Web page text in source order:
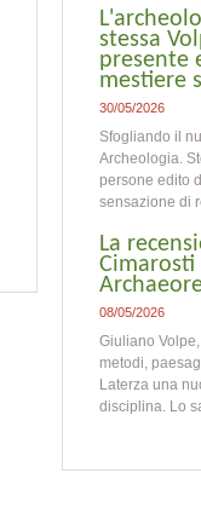
stessa
presente
mestiere
30/05/2026
Sfogliando il
Archeologia.
persone edito
sensazione di
La
Cimarosti
08/05/2026
Giuliano
metodi,
Laterza una
disciplina. Lo